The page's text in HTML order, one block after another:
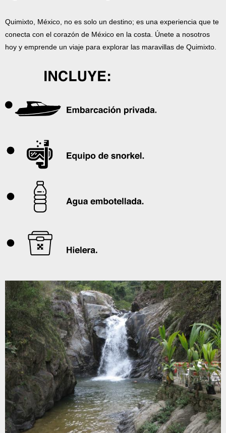
Quimixto, México, no es solo un destino; es una experiencia que te
conecta con el corazón de México en la costa. Únete a nosotros
hoy y emprende un viaje para explorar las maravillas de Quimixto.